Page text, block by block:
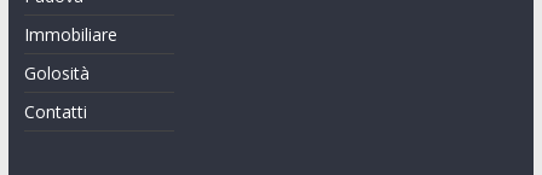
Immobiliare
Golosità
Contatti